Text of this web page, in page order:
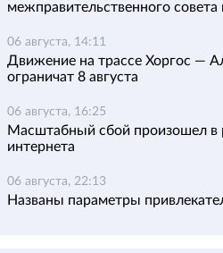
межправительственного
06 августа, 14:11
Движение на трассе Хоргос —
ограничат 8 августа
06 августа, 16:25
Масштабный сбой произошел в
интернета
06 августа, 22:13
Названы параметры